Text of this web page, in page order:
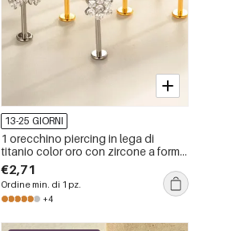
13-25 GIORNI
1 orecchino piercing in lega di
titanio color oro con zircone a forma
di fiore
€2,71
Ordine min. di 1 pz.
+4